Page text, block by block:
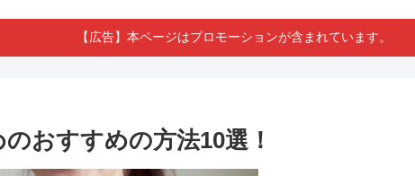
【広告】本ページはプロモーションが含まれています。
おすすめの方法10選！